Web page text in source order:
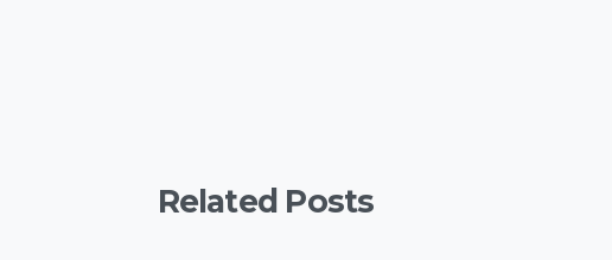
Related Posts